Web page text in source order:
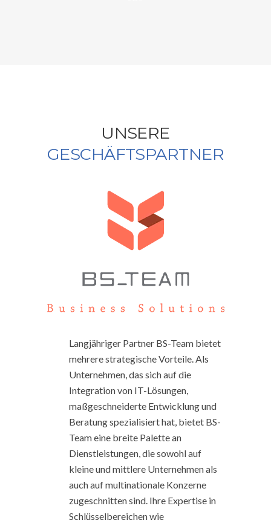
UNSERE
GESCHÄFTSPARTNER
Langjähriger Partner BS-Team bietet
mehrere strategische Vorteile. Als
Unternehmen, das sich auf die
Integration von IT-Lösungen,
maßgeschneiderte Entwicklung und
Beratung spezialisiert hat, bietet BS-
Team eine breite Palette an
Dienstleistungen, die sowohl auf
kleine und mittlere Unternehmen als
auch auf multinationale Konzerne
zugeschnitten sind. Ihre Expertise in
Schlüsselbereichen wie